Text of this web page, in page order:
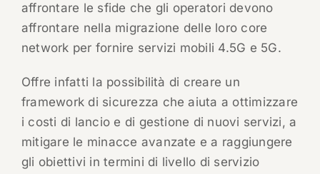
affrontare le sfide che gli operatori devono
affrontare nella migrazione delle loro core
network per fornire servizi mobili 4.5G e 5G.
Offre infatti la possibilità di creare un
framework di sicurezza che aiuta a ottimizzare
i costi di lancio e di gestione di nuovi servizi, a
mitigare le minacce avanzate e a raggiungere
gli obiettivi in termini di livello di servizio